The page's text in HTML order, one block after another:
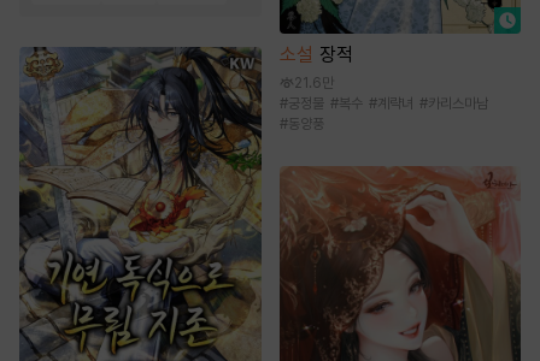
소설 장적
21.6만
#궁정물 #복수 #계략녀 #카리스마남
#동양풍